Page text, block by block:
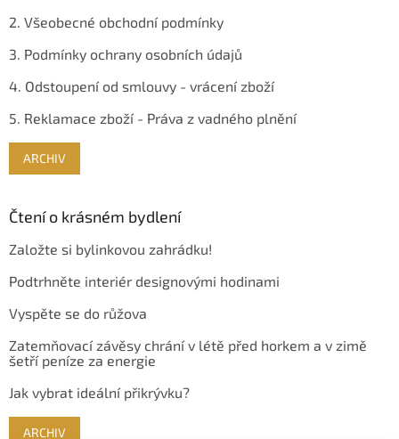
2. Všeobecné obchodní podmínky
3. Podmínky ochrany osobních údajů
4. Odstoupení od smlouvy - vrácení zboží
5. Reklamace zboží - Práva z vadného plnění
ARCHIV
Čtení o krásném bydlení
Založte si bylinkovou zahrádku!
Podtrhněte interiér designovými hodinami
Vyspěte se do růžova
Zatemňovací závěsy chrání v létě před horkem a v zimě
šetří peníze za energie
Jak vybrat ideální přikrývku?
ARCHIV